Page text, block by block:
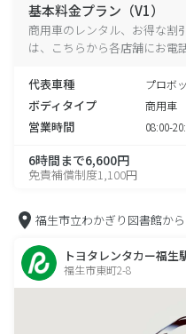
基本料金プラン（V1）
商用車のレンタル、お得な割
は、こちらから各店舗にお電
代表車種 プロボ
ボディタイプ 商用車
営業時間 08:00-
6時間まで6,600円
免責補償制度1,100円
福生市立わかぎり図書館から
トヨタレンタカー福生
福生市東町2-8